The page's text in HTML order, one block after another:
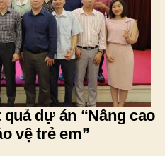
dự án “Nâng cao
vệ trẻ em”